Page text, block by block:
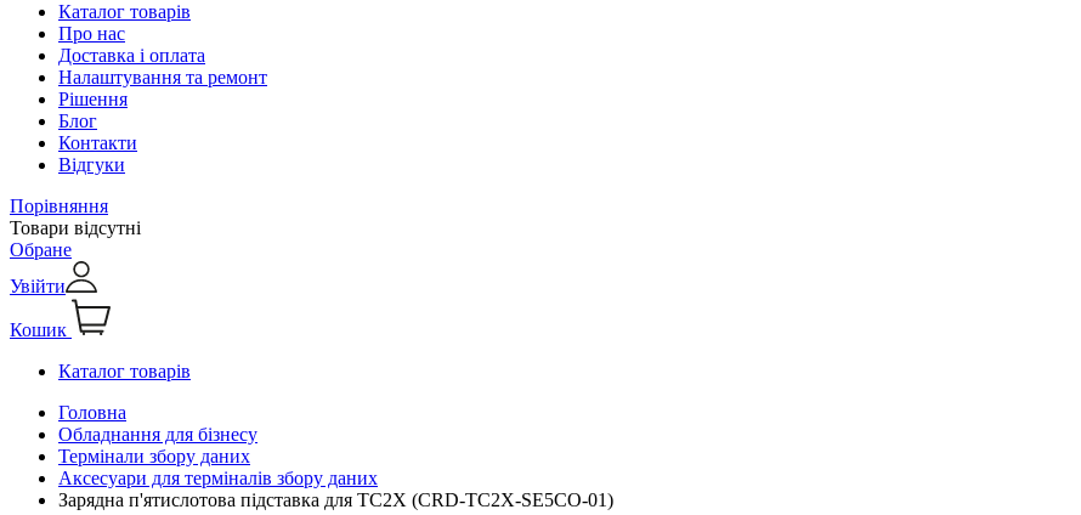
Каталог товарів
Про нас
Доставка і оплата
Налаштування та ремонт
Рішення
Блог
Контакти
Відгуки
Порівняння
Товари відсутні
Обране
Увійти
Кошик
Каталог товарів
Головна
Обладнання для бізнесу
Термінали збору даних
Аксесуари для терміналів збору даних
Зарядна п'ятислотова підставка для TC2X (CRD-TC2X-SE5CO-01)